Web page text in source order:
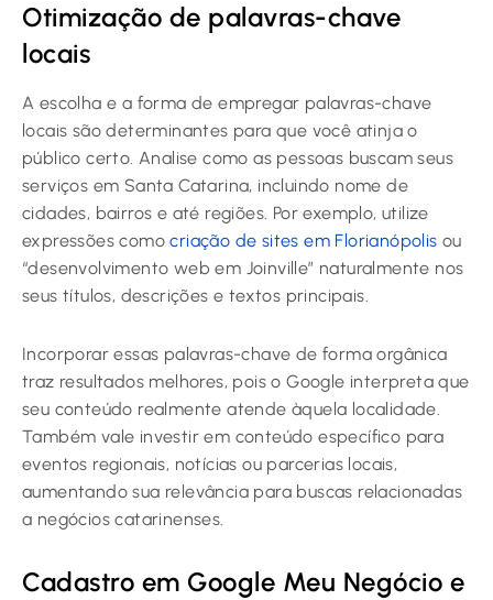
Otimização de palavras-chave
locais
A escolha e a forma de empregar palavras-chave
locais são determinantes para que você atinja o
público certo. Analise como as pessoas buscam seus
serviços em Santa Catarina, incluindo nome de
cidades, bairros e até regiões. Por exemplo, utilize
expressões comocriação de sites em Florianópolis ou
“desenvolvimento web em Joinville” naturalmente nos
seus títulos, descrições e textos principais.
Incorporar essas palavras-chave de forma orgânica
traz resultados melhores, pois o Google interpreta que
seu conteúdo realmente atende àquela localidade.
Também vale investir em conteúdo específico para
eventos regionais, notícias ou parcerias locais,
aumentando sua relevância para buscas relacionadas
a negócios catarinenses.
Cadastro em Google Meu Negócio e